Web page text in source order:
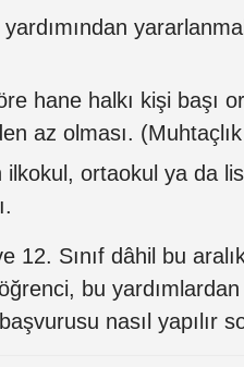
hane halkı kişi başı
az olması.
ilkokul, ortaokul ya da
12. Sınıf dâhil bu
bu
nasıl yapılır